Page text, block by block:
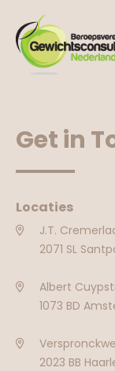
Get in
Locaties
J.T.
2071 SL
Albert
1073 BD
2023 BB